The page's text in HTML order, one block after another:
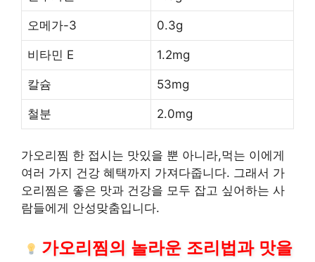
오메가-3 0.3g
비타민 E 1.2mg
칼슘 53mg
철분 2.0mg
가오리찜 한 접시는 맛있을 뿐 아니라,먹는 이에게
여러 가지 건강 혜택까지 가져다줍니다. 그래서 가
오리찜은 좋은 맛과 건강을 모두 잡고 싶어하는 사
람들에게 안성맞춤입니다.
가오리찜의 놀라운 조리법과 맛을